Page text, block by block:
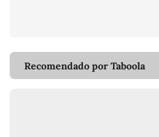
Recomendado por Taboola